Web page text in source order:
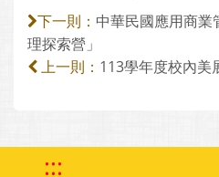
下一則： 中華民國應用商
理探索營」
上一則： 113學年度校內美
:::